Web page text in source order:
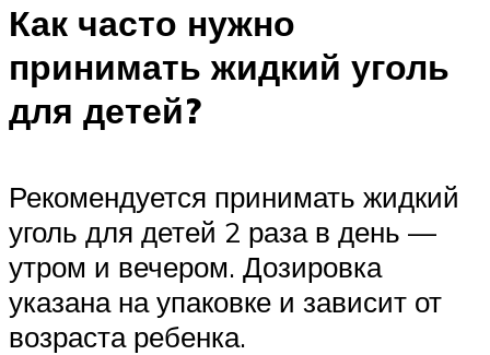
Как часто нужно
принимать жидкий уголь
для детей?
Рекомендуется принимать жидкий
уголь для детей 2 раза в день —
утром и вечером. Дозировка
указана на упаковке и зависит от
возраста ребенка.